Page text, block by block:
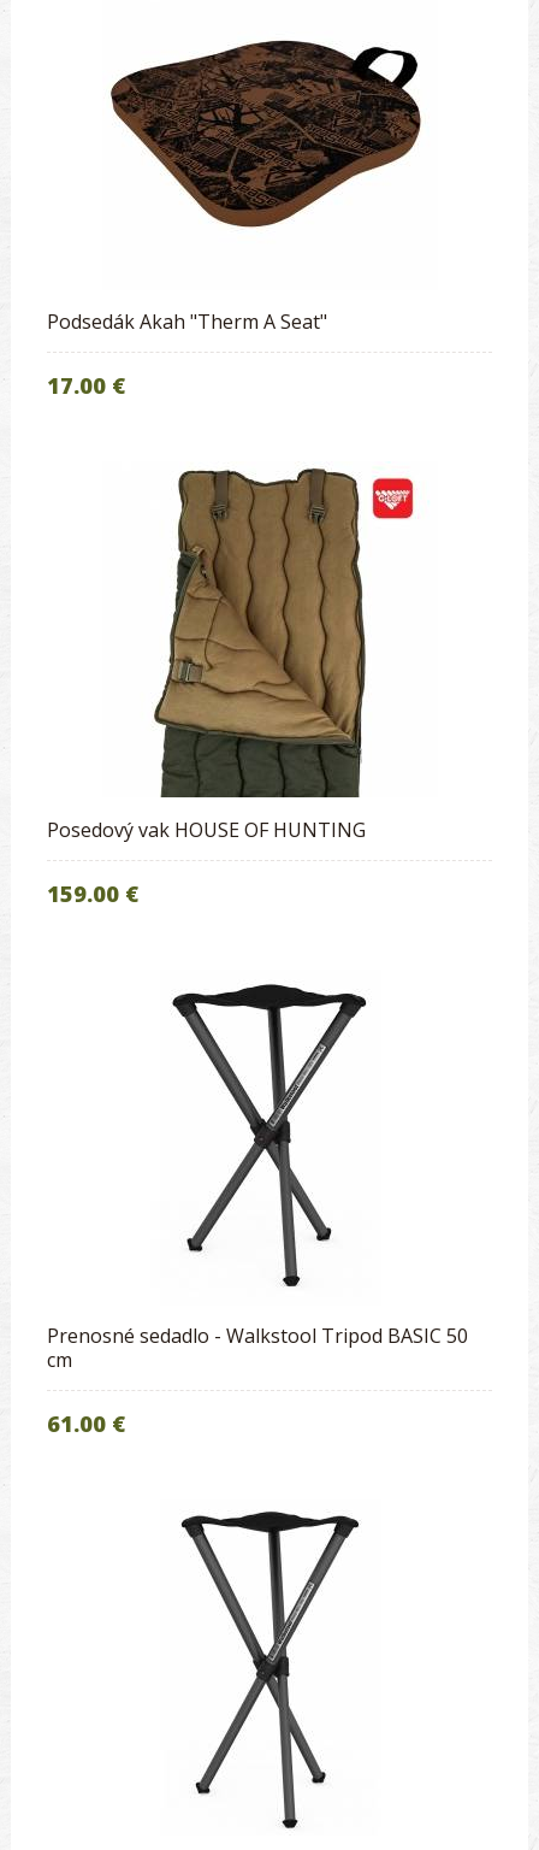
Podsedák Akah "Therm A Seat"
17.00 €
Posedový vak HOUSE OF HUNTING
159.00 €
Prenosné sedadlo - Walkstool Tripod BASIC 50
cm
61.00 €